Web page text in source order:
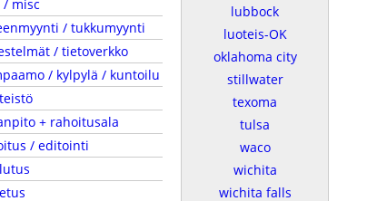
/ misc
/ tukkumyynti
/ tietoverkko
/ kylpylä / kuntoilu
+ rahoitusala
/ editointi
lubbock
luoteis-OK
oklahoma city
stillwater
texoma
tulsa
waco
wichita
wichita falls